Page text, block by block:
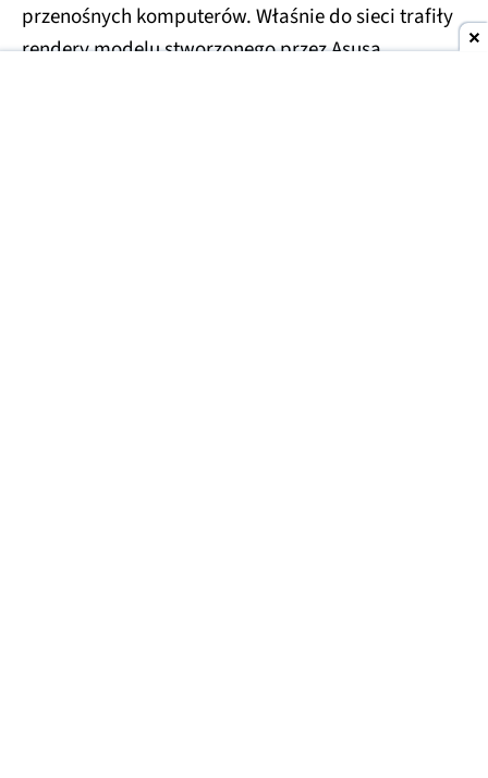
przenośnych komputerów. Właśnie do sieci trafiły
rendery modelu stworzonego przez Asusa.